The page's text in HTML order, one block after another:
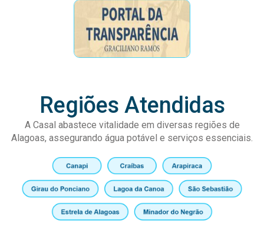
Regiões Atendidas
A Casal abastece vitalidade em diversas regiões de
Alagoas, assegurando água potável e serviços essenciais.